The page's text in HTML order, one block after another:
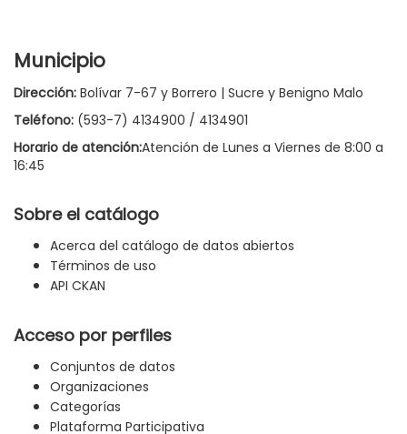
Municipio
Dirección: Bolívar 7-67 y Borrero | Sucre y Benigno Malo
Teléfono: (593-7) 4134900 / 4134901
Horario de atención:Atención de Lunes a Viernes de 8:00 a
16:45
Sobre el catálogo
Acerca del catálogo de datos abiertos
Términos de uso
API CKAN
Acceso por perfiles
Conjuntos de datos
Organizaciones
Categorías
Plataforma Participativa